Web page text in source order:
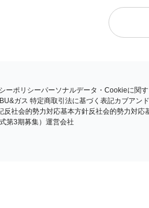
ーポリシーパーソナルデータ・Cookieに関
ガス 特定商取引法に基づく表記カブアン
反社会的勢力対応基本方針反社会的勢力対応
第3期募集） 運営会社